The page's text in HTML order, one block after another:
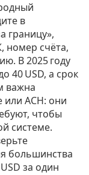
в
границу»,
номер счёта,
В 2025 году
40 USD, а срок
важна
ACH: они
чтобы
системе.
большинства
за один